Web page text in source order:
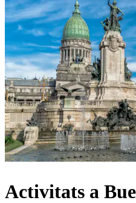
Activitats a